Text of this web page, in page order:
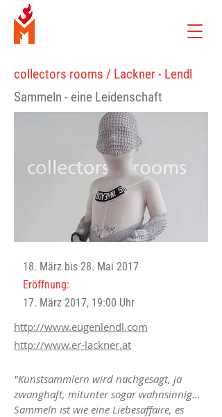
collectors rooms / Lackner - Lendl
Sammeln - eine Leidenschaft
18. März bis 28. Mai 2017
Eröffnung:
17. März 2017, 19:00 Uhr
http://www.eugenlendl.com
http://www.er-lackner.at
"Kunstsammlern wird nachgesagt, ja
zwanghaft, mitunter sogar wahnsinnig...
Sammeln ist wie eine Liebesaffaire, es